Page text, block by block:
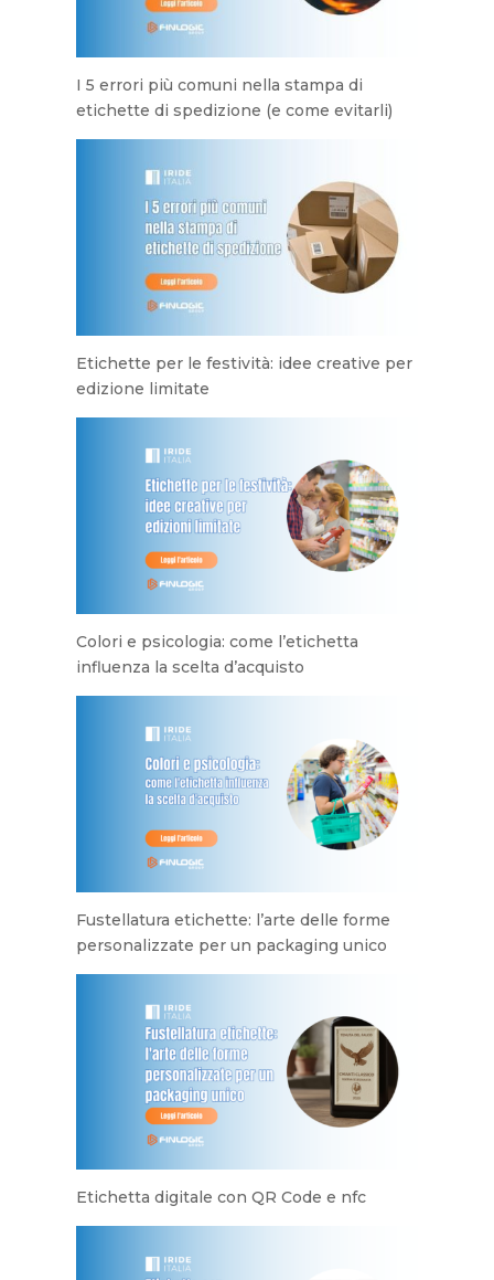
I 5 errori più comuni nella stampa di
etichette di spedizione (e come evitarli)
Etichette per le festività: idee creative per
edizione limitate
Colori e psicologia: come l’etichetta
influenza la scelta d’acquisto
Fustellatura etichette: l’arte delle forme
personalizzate per un packaging unico
Etichetta digitale con QR Code e nfc